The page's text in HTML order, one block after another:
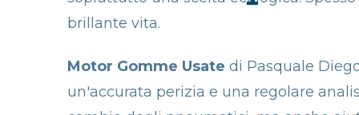
brillante vita.
Motor Gomme Usate di Pasquale
un'accurata perizia e una regolare